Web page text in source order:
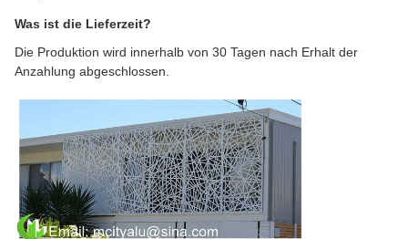
Was ist die Lieferzeit?
Die Produktion wird innerhalb von 30 Tagen nach Erhalt der
Anzahlung abgeschlossen.